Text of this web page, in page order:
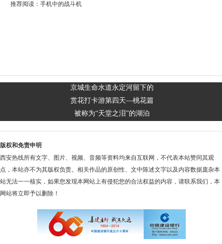
推荐阅读： 手机中的战斗机
京城生命水道永定河留下的
赏花打卡游第四天—桃花篇
被称为“天堂之泪”的湖泊
版权和免责申明
西安热线所有文字、图片、视频、音频等资料均来自互联网，不代表本站赞同其观
点，本站亦不为其版权负责。相关作品的原创性、文中陈述文字以及内容数据庞杂本
站无法一一核实，如果您发现本网站上有侵犯您的合法权益的内容，请联系我们，本
网站将立即予以删除！